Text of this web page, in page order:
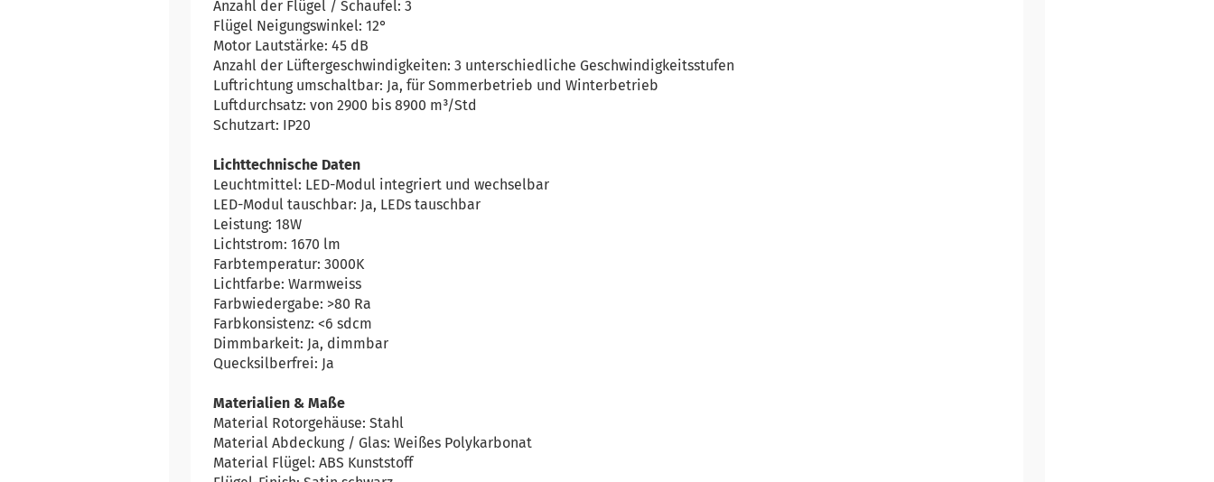
Anzahl der Flügel / Schaufel: 3
Flügel Neigungswinkel: 12°
Motor Lautstärke: 45 dB
Anzahl der Lüftergeschwindigkeiten: 3 unterschiedliche Geschwindigkeitsstufen
Luftrichtung umschaltbar: Ja, für Sommerbetrieb und Winterbetrieb
Luftdurchsatz: von 2900 bis 8900 m³/Std
Schutzart: IP20
Lichttechnische Daten
Leuchtmittel: LED-Modul integriert und wechselbar
LED-Modul tauschbar: Ja, LEDs tauschbar
Leistung: 18W
Lichtstrom: 1670 lm
Farbtemperatur: 3000K
Lichtfarbe: Warmweiss
Farbwiedergabe: >80 Ra
Farbkonsistenz: <6 sdcm
Dimmbarkeit: Ja, dimmbar
Quecksilberfrei: Ja
Materialien & Maße
Material Rotorgehäuse: Stahl
Material Abdeckung / Glas: Weißes Polykarbonat
Material Flügel: ABS Kunststoff